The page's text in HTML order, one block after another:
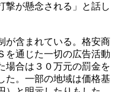
撃が懸念される」と話し
が含まれている。格安商
を通じた一切の広告活動
場合は３０万元の罰金を
た。一部の地域は価格基